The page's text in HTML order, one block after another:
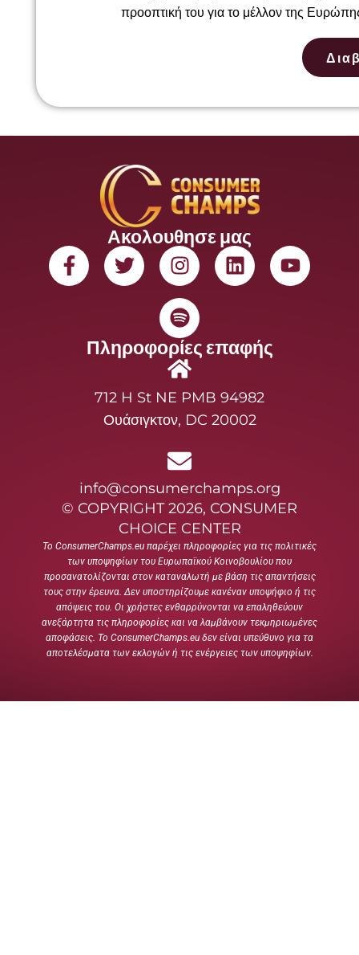
προοπτική του για το μέλλον της
Ακολουθησε μας
Πληροφορίες επαφής
712 H St NE PMB 94982
Ουάσιγκτον, DC 20002
info@consumerchamps.org
© COPYRIGHT 2026, CONSUMER
CHOICE CENTER
Το ConsumerChamps.eu παρέχει πληροφορίες για τις πολιτικές
των υποψηφίων του Ευρωπαϊκού Κοινοβουλίου που
προσανατολίζονται στον καταναλωτή με βάση τις απαντήσεις
τους στην έρευνα. Δεν υποστηρίζουμε κανέναν υποψήφιο ή τις
απόψεις του. Οι χρήστες ενθαρρύνονται να επαληθεύουν
ανεξάρτητα τις πληροφορίες και να λαμβάνουν τεκμηριωμένες
αποφάσεις. Το ConsumerChamps.eu δεν είναι υπεύθυνο για τα
αποτελέσματα των εκλογών ή τις ενέργειες των υποψηφίων.